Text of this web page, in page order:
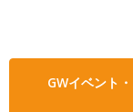
GWイベント